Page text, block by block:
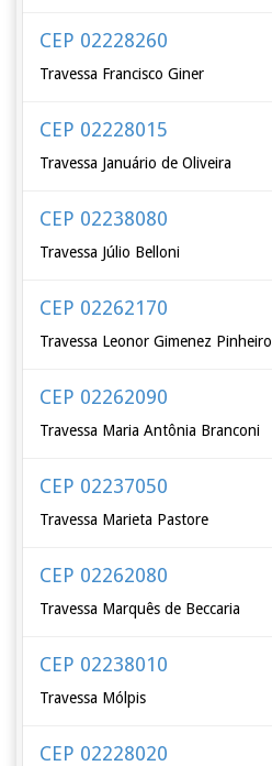
CEP 02228260
Travessa Francisco Giner
CEP 02228015
Travessa Januário de Oliveira
CEP 02238080
Travessa Júlio Belloni
CEP 02262170
Travessa Leonor Gimenez Pinheiro
CEP 02262090
Travessa Maria Antônia Branconi
CEP 02237050
Travessa Marieta Pastore
CEP 02262080
Travessa Marquês de Beccaria
CEP 02238010
Travessa Mólpis
CEP 02228020